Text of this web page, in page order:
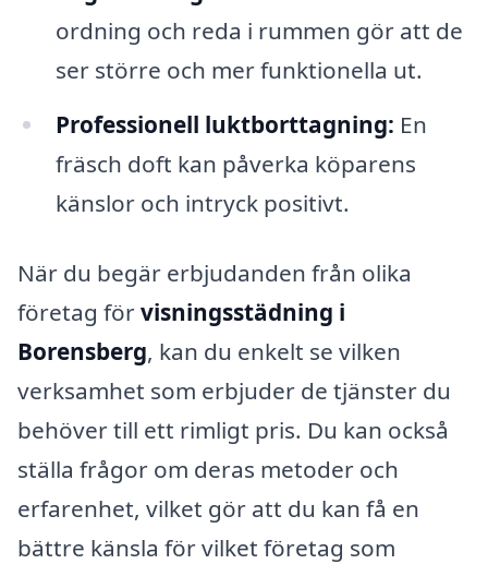
ordning och reda i rummen gör att de
ser större och mer funktionella ut.
Professionell luktborttagning: En
fräsch doft kan påverka köparens
känslor och intryck positivt.
När du begär erbjudanden från olika
företag förvisningsstädning i
Borensberg, kan du enkelt se vilken
verksamhet som erbjuder de tjänster du
behöver till ett rimligt pris. Du kan också
ställa frågor om deras metoder och
erfarenhet, vilket gör att du kan få en
bättre känsla för vilket företag som